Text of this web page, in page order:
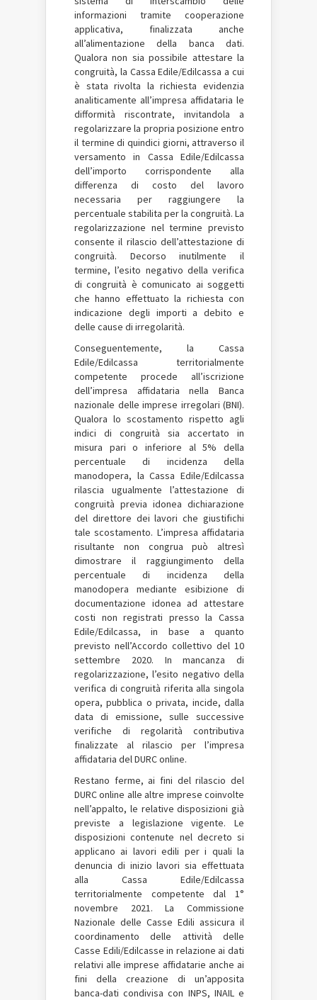
informazioni tramite cooperazione
applicativa, finalizzata anche
all’alimentazione della banca dati.
Qualora non sia possibile attestare la
congruità, la Cassa Edile/Edilcassa a cui
è stata rivolta la richiesta evidenzia
analiticamente all’impresa affidataria le
difformità riscontrate, invitandola a
regolarizzare la propria posizione entro
il termine di quindici giorni, attraverso il
versamento in Cassa Edile/Edilcassa
dell’importo corrispondente alla
differenza di costo del lavoro
necessaria per raggiungere la
percentuale stabilita per la congruità. La
regolarizzazione nel termine previsto
consente il rilascio dell’attestazione di
congruità. Decorso inutilmente il
termine, l’esito negativo della verifica
di congruità è comunicato ai soggetti
che hanno effettuato la richiesta con
indicazione degli importi a debito e
delle cause di irregolarità.
Conseguentemente, la Cassa
Edile/Edilcassa territorialmente
competente procede all’iscrizione
dell’impresa affidataria nella Banca
nazionale delle imprese irregolari (BNI).
Qualora lo scostamento rispetto agli
indici di congruità sia accertato in
misura pari o inferiore al 5% della
percentuale di incidenza della
manodopera, la Cassa Edile/Edilcassa
rilascia ugualmente l’attestazione di
congruità previa idonea dichiarazione
del direttore dei lavori che giustifichi
tale scostamento. L’impresa affidataria
risultante non congrua può altresì
dimostrare il raggiungimento della
percentuale di incidenza della
manodopera mediante esibizione di
documentazione idonea ad attestare
costi non registrati presso la Cassa
Edile/Edilcassa, in base a quanto
previsto nell’Accordo collettivo del 10
settembre 2020. In mancanza di
regolarizzazione, l’esito negativo della
verifica di congruità riferita alla singola
opera, pubblica o privata, incide, dalla
data di emissione, sulle successive
verifiche di regolarità contributiva
finalizzate al rilascio per l’impresa
affidataria del DURC online.
Restano ferme, ai fini del rilascio del
DURC online alle altre imprese coinvolte
nell’appalto, le relative disposizioni già
previste a legislazione vigente. Le
disposizioni contenute nel decreto si
applicano ai lavori edili per i quali la
denuncia di inizio lavori sia effettuata
alla Cassa Edile/Edilcassa
territorialmente competente dal 1°
novembre 2021. La Commissione
Nazionale delle Casse Edili assicura il
coordinamento delle attività delle
Casse Edili/Edilcasse in relazione ai dati
relativi alle imprese affidatarie anche ai
fini della creazione di un’apposita
banca-dati condivisa con INPS, INAIL e